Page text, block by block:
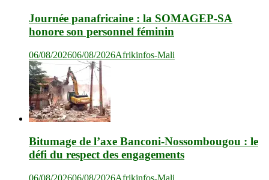
Journée panafricaine : la SOMAGEP-SA
honore son personnel féminin
06/08/202606/08/2026Afrikinfos-Mali
Bitumage de l’axe Banconi-Nossombougou : le
défi du respect des engagements
06/08/202606/08/2026Afrikinfos-Mali